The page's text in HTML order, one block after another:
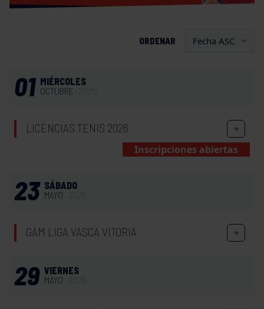
ORDENAR
01 MIÉRCOLES
OCTUBRE
LICENCIAS TENIS 2026
Inscripciones abiertas
23 SÁBADO
MAYO
GAM LIGA VASCA VITORIA
29 VIERNES
MAYO